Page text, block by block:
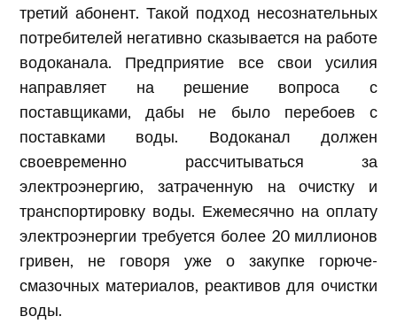
третий абонент. Такой подход несознательных
потребителей негативно сказывается на работе
водоканала. Предприятие все свои усилия
направляет на решение вопроса с
поставщиками, дабы не было перебоев с
поставками воды. Водоканал должен
своевременно рассчитываться за
электроэнергию, затраченную на очистку и
транспортировку воды. Ежемесячно на оплату
электроэнергии требуется более 20 миллионов
гривен, не говоря уже о закупке горюче-
смазочных материалов, реактивов для очистки
воды.